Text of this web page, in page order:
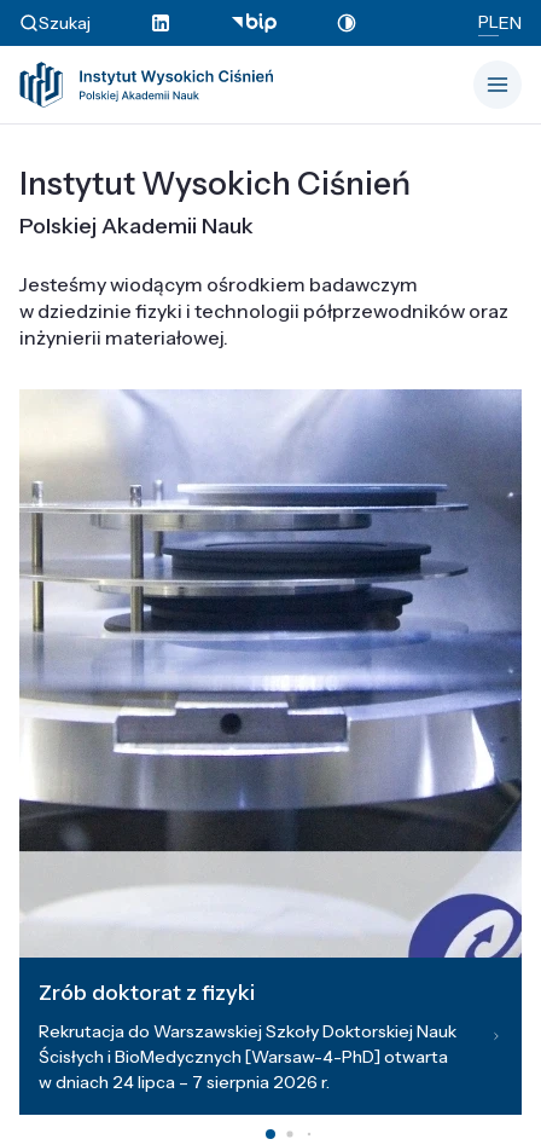
Szukaj PLEN
Instytut Wysokich Ciśnień
Polskiej Akademii Nauk
Jesteśmy wiodącym ośrodkiem badawczym
w dziedzinie fizyki i technologii półprzewodników oraz
inżynierii materiałowej.
Zrób doktorat z fizyki
Rekrutacja do Warszawskiej Szkoły Doktorskiej Nauk
Ścisłych i BioMedycznych [Warsaw-4-PhD] otwarta
w dniach 24 lipca – 7 sierpnia 2026 r.